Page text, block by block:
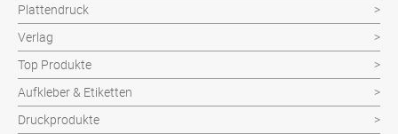
Plattendruck
Verlag
Top Produkte
Aufkleber & Etiketten
Druckprodukte